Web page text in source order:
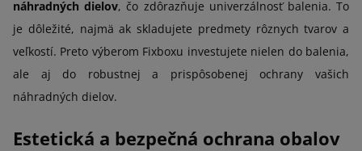
náhradných dielov, čo zdôrazňuje univerzálnosť balenia. To
je dôležité, najmä ak skladujete predmety rôznych tvarov a
veľkostí. Preto výberom Fixboxu investujete nielen do balenia,
ale aj do robustnej a prispôsobenej ochrany vašich
náhradných dielov.
Estetická a bezpečná ochrana obalov